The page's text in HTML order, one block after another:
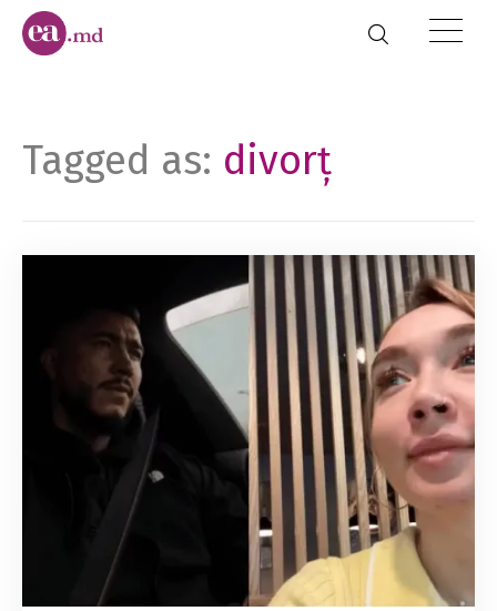
Tagged as: divorț